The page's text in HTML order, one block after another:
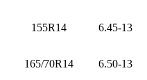
155R14 6.45-13
165/70R14 6.50-13